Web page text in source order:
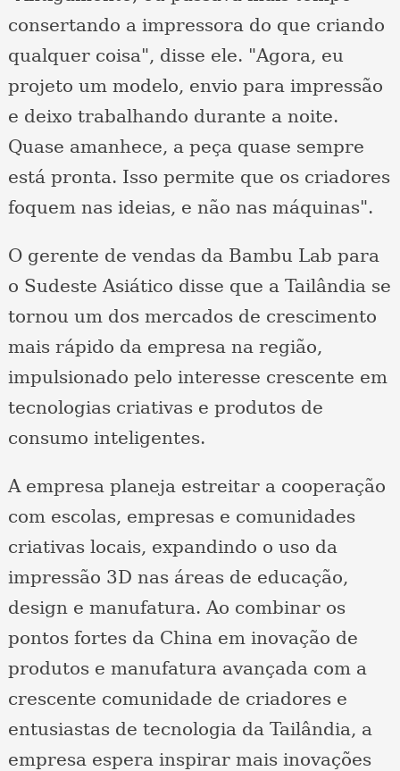
consertando a impressora do que criando
qualquer coisa", disse ele. "Agora, eu
projeto um modelo, envio para impressão
e deixo trabalhando durante a noite.
Quase amanhece, a peça quase sempre
está pronta. Isso permite que os criadores
foquem nas ideias, e não nas máquinas".
O gerente de vendas da Bambu Lab para
o Sudeste Asiático disse que a Tailândia se
tornou um dos mercados de crescimento
mais rápido da empresa na região,
impulsionado pelo interesse crescente em
tecnologias criativas e produtos de
consumo inteligentes.
A empresa planeja estreitar a cooperação
com escolas, empresas e comunidades
criativas locais, expandindo o uso da
impressão 3D nas áreas de educação,
design e manufatura. Ao combinar os
pontos fortes da China em inovação de
produtos e manufatura avançada com a
crescente comunidade de criadores e
entusiastas de tecnologia da Tailândia, a
empresa espera inspirar mais inovações